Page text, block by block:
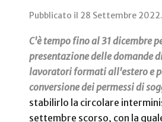
Pubblicato il 28 Settembre 2022.
C'è tempo fino al 31 dicembre
presentazione delle domande
lavoratori formati all'estero e
conversione dei permessi di
stabilirlo la circolare
settembre scorso, con la